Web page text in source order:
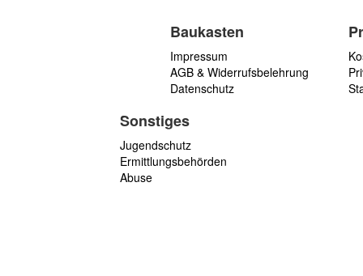
Baukasten
Impressum
AGB & Widerrufsbelehrung
Datenschutz
Sonstiges
Jugendschutz
Ermittlungsbehörden
Abuse